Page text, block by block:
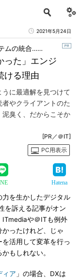
2021年5月24日
った」エンジ
ける理由
ムの統合……
に最適解を見つけて
やクライアントのた
臭く、だからこそか
[PR／＠IT]
PC用表示
Hatena
を生かしたデジタル
を訴える記事がオン
ITmediaや＠ITも例外
ったけれど、じゃ
活用して変革を行っ
もしれない。
ィア 」の場合、DXは